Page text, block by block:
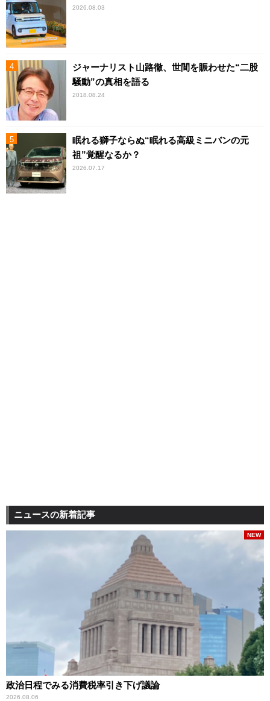
2026.08.03
ジャーナリスト山路徹、世間を賑わせた“二股
騒動”の真相を語る
2018.08.24
眠れる獅子ならぬ“眠れる高級ミニバンの元
祖”覚醒なるか？
2026.07.17
ニュースの新着記事
政治日程でみる消費税率引き下げ議論
2026.08.06
NEW